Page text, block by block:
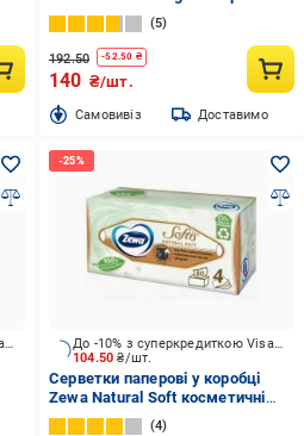
шт.
5
192.50 -52.50 ₴
140 ₴/шт.
Cамовивіз Доставимо
До -10% з суперкредиткою Visa Вигода
104.50₴/шт.
До -10% з суперкредиткою Visa Вигода
Серветки паперові у коробці
Zewa Natural Soft косметичні
чотиришарові 80 шт.
4